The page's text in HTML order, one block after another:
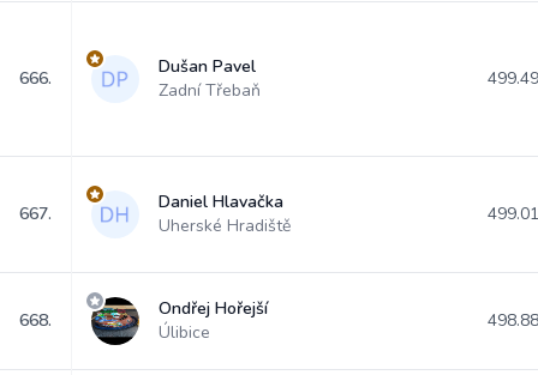
666.
Dušan Pavel
Zadní Třebaň
499.49
667.
Daniel Hlavačka
Uherské Hradiště
499.01
668.
Ondřej Hořejší
Úlibice
498.88